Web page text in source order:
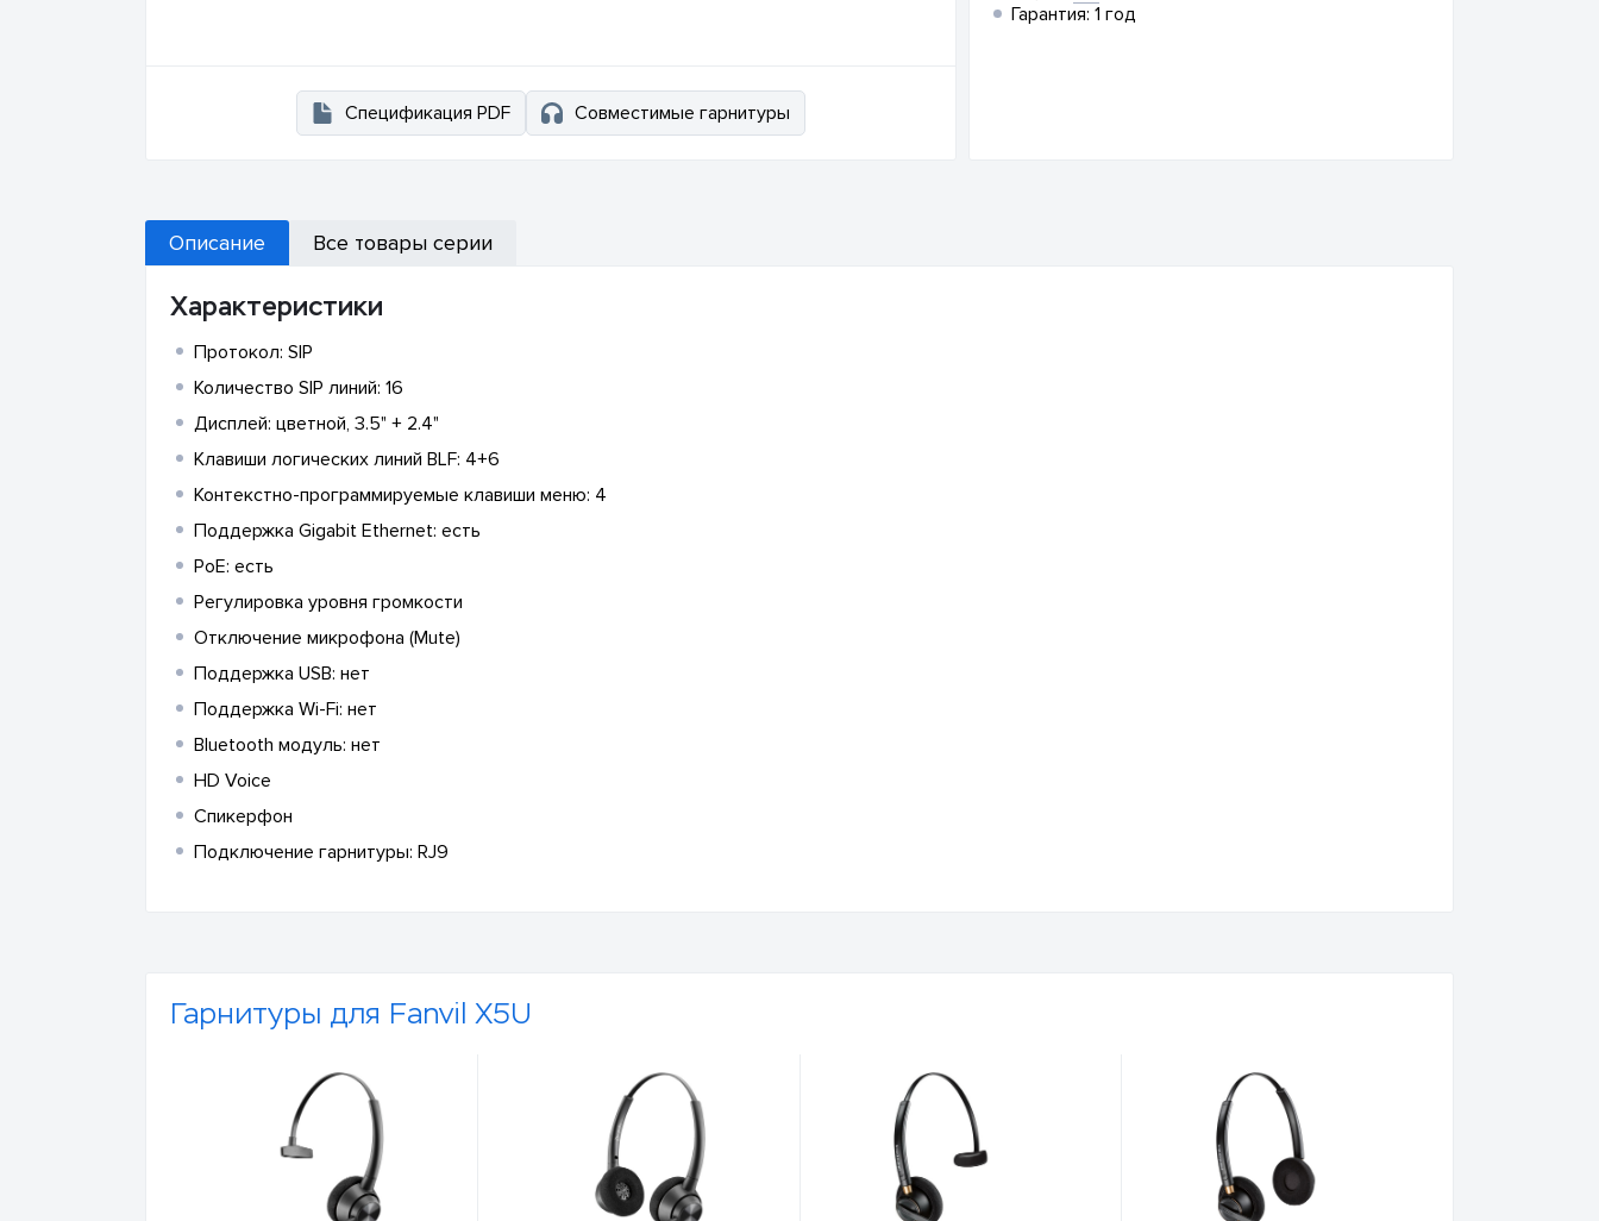
Спецификация PDF Совместимые гарнитуры
Гарантия: 1 год
Описание Все товары серии
Характеристики
Протокол: SIP
Количество SIP линий: 16
Дисплей: цветной, 3.5" + 2.4"
Клавиши логических линий BLF: 4+6
Контекстно-программируемые клавиши меню: 4
Поддержка Gigabit Ethernet: есть
PoE: есть
Регулировка уровня громкости
Отключение микрофона (Mute)
Поддержка USB: нет
Поддержка Wi-Fi: нет
Bluetooth модуль: нет
HD Voice
Спикерфон
Подключение гарнитуры: RJ9
Гарнитуры для Fanvil X5U